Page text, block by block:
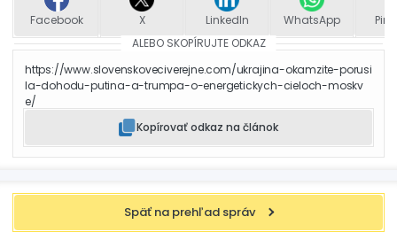
Facebook X LinkedIn WhatsApp
ALEBO SKOPÍRUJTE ODKAZ
https://www.slovenskoveciverejne.com/ukrajina-okamzite-porusi
la-dohodu-putina-a-trumpa-o-energetickych-cieloch-moskv
e/
Kopírovať odkaz na článok
Späť na prehľad správ